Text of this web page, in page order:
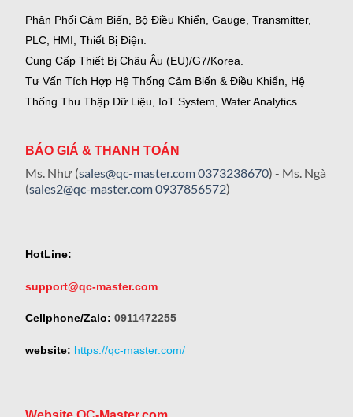
Phân Phối Cảm Biến, Bộ Điều Khiển, Gauge, Transmitter,
PLC, HMI, Thiết Bị Điện.
Cung Cấp Thiết Bị Châu Âu (EU)/G7/Korea.
Tư Vấn Tích Hợp Hệ Thống Cảm Biến & Điều Khiển, Hệ
Thống Thu Thập Dữ Liệu, IoT System, Water Analytics.
BÁO GIÁ & THANH TOÁN
Ms. Như (sales@qc-master.com0373238670) - Ms. Ngà
(sales2@qc-master.com0937856572)
HotLine:
support@qc-master.com
Cellphone/Zalo: 0911472255
website: https://qc-master.com/